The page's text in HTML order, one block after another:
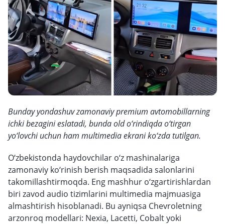
Bunday yondashuv zamonaviy premium avtomobillarning
ichki bezagini eslatadi, bunda old o‘rindiqda o‘tirgan
yo‘lovchi uchun ham multimedia ekrani ko‘zda tutilgan.
O‘zbekistonda haydovchilar o‘z mashinalariga
zamonaviy ko‘rinish berish maqsadida salonlarini
takomillashtirmoqda. Eng mashhur o‘zgartirishlardan
biri zavod audio tizimlarini multimedia majmuasiga
almashtirish hisoblanadi. Bu ayniqsa Chevroletning
arzonroq modellari: Nexia, Lacetti, Cobalt yoki